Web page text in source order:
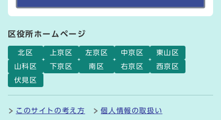
区役所ホームページ
北区 上京区 左京区 中京区
東山区
山科区
下京区 南区 右京区
西京区
伏見区
このサイトの考え方 個人情報の取扱い